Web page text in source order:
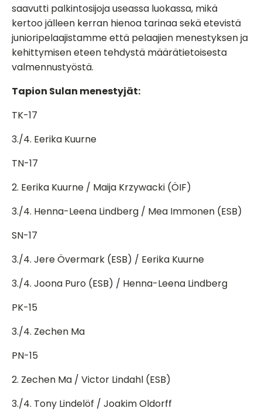
saavutti palkintosijoja useassa luokassa, mikä
kertoo jälleen kerran hienoa tarinaa sekä etevistä
junioripelaajistamme että pelaajien menestyksen ja
kehittymisen eteen tehdystä määrätietoisesta
valmennustyöstä.
Tapion Sulan menestyjät:
TK-17
3./4. Eerika Kuurne
TN-17
2. Eerika Kuurne / Maija Krzywacki (ÖIF)
3./4. Henna-Leena Lindberg / Mea Immonen (ESB)
SN-17
3./4. Jere Övermark (ESB) / Eerika Kuurne
3./4. Joona Puro (ESB) / Henna-Leena Lindberg
PK-15
3./4. Zechen Ma
PN-15
2. Zechen Ma / Victor Lindahl (ESB)
3./4. Tony Lindelöf / Joakim Oldorff